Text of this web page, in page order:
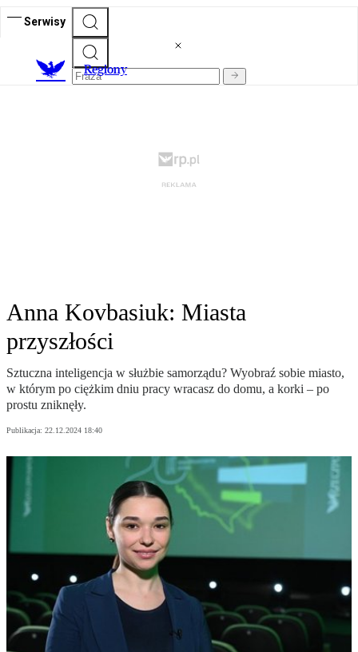
Serwisy
Regiony
Anna Kovbasiuk: Miasta
przyszłości
Sztuczna inteligencja w służbie samorządu? Wyobraź sobie miasto,
w którym po ciężkim dniu pracy wracasz do domu, a korki – po
prostu zniknęły.
Publikacja: 22.12.2024 18:40